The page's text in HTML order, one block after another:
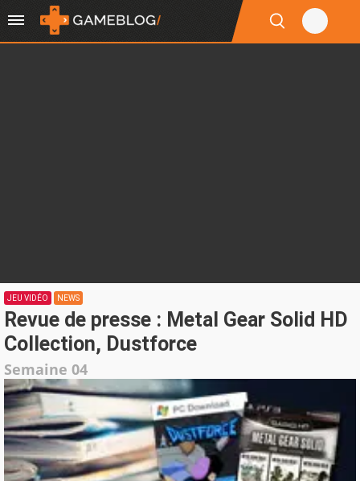
JEU VIDÉO NEWS
Revue de presse : Metal Gear Solid HD
Collection, Dustforce
Semaine 04